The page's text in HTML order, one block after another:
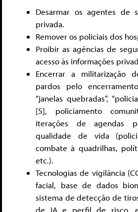
Desarmar os agentes de
privada.
Remover os policiais dos
Proibir as agências de
acesso às informações
Encerrar a militarização
pardos pelo
“janelas quebradas”,
[5], policiamento
iterações de agendas
qualidade de vida
combate à quadrilhas,
etc.).
Tecnologias de vigilância
facial, base de dados
sistema de detecção de
de IA e perfil de risco,